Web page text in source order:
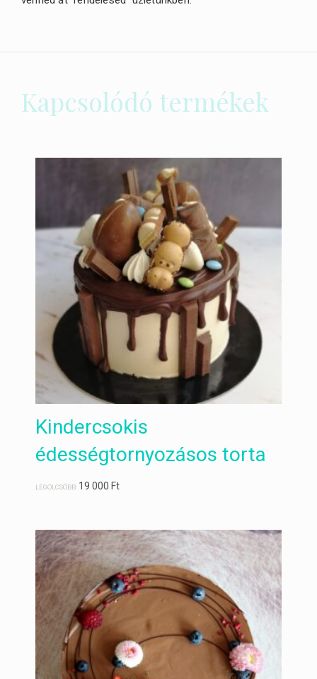
Kapcsolódó termékek
Kindercsokis
édességtornyozásos torta
LEGOLCSÓBB: 19 000Ft